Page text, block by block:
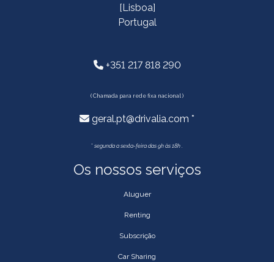
[Lisboa]
Portugal
+351 217 818 290
( Chamada para rede fixa nacional )
geral.pt@drivalia.com *
* segunda a sexta-feira das 9h às 18h .
Os nossos serviços
Aluguer
Renting
Subscrição
Car Sharing